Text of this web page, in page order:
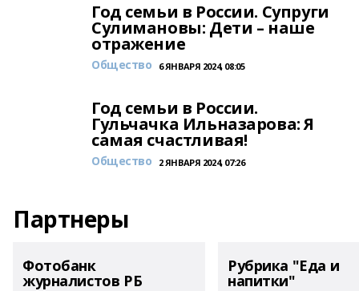
Год семьи в России. Супруги
Сулимановы: Дети – наше
отражение
Общество 6 ЯНВАРЯ 2024, 08:05
Год семьи в России.
Гульчачка Ильназарова: Я
самая счастливая!
Общество 2 ЯНВАРЯ 2024, 07:26
Партнеры
Фотобанк
журналистов РБ
Рубрика "Еда и
напитки"